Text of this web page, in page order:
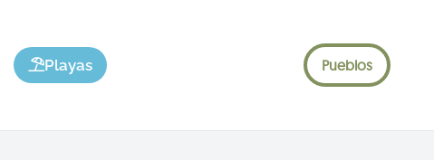
Playas Pueblos